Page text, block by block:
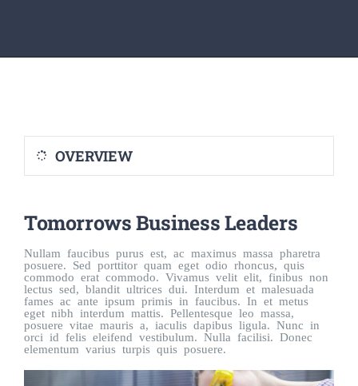
BAĞIŞ
OVERVIEW
Tomorrows Business Leaders
Nullam faucibus purus est, ac maximus massa pharetra
posuere. Sed porttitor quam eget odio rhoncus, quis
commodo erat commodo. Vivamus velit elit, finibus non
lectus sed, blandit ultrices dui. Interdum et malesuada
fames ac ante ipsum primis in faucibus. In et metus
eget nibh interdum mattis. Pellentesque leo massa,
posuere vitae mauris a, iaculis dapibus ligula. Nunc in
orci id felis eleifend vestibulum. Nulla facilisi. Donec
elementum varius turpis quis posuere.